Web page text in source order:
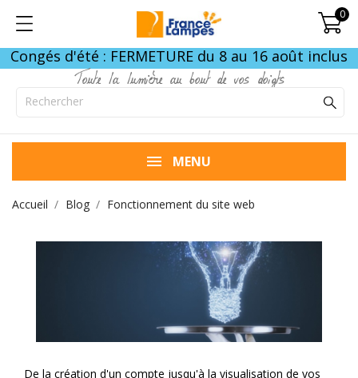
0
Congés d'été : FERMETURE du 8 au 16 août inclus
Toute la lumière au bout de vos doigts
MENU
Accueil Blog Fonctionnement du site web
De la création d'un compte jusqu'à la visualisation de vos